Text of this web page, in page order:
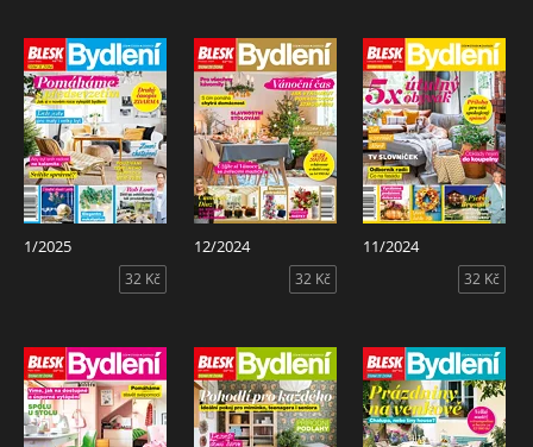
1/2025
32 Kč
12/2024
32 Kč
11/2024
32 Kč